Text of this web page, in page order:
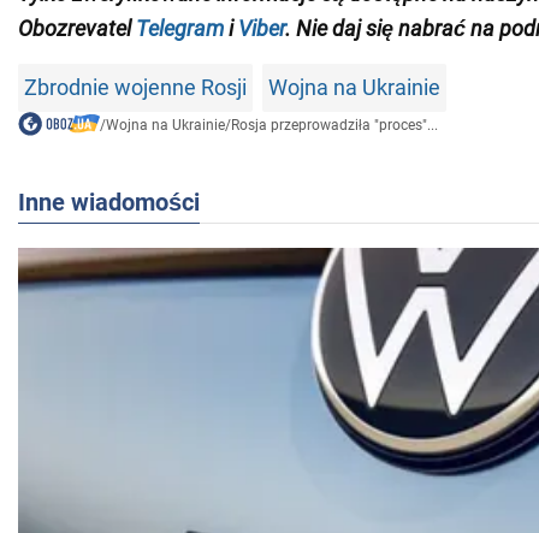
ObozrevatelTelegramiViber. Nie daj się nabrać na
Zbrodnie wojenne Rosji Wojna na Ukrainie
/Wojna na Ukrainie/Rosja przeprowadziła "proces"...
Inne wiadomości